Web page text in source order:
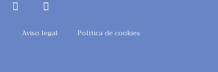
Aviso legal Política de cookies